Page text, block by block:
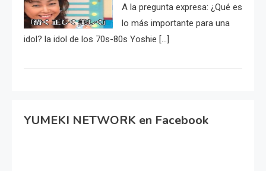
A la pregunta expresa: ¿Qué es
lo más importante para una
idol? la idol de los 70s-80s Yoshie […]
YUMEKI NETWORK en Facebook